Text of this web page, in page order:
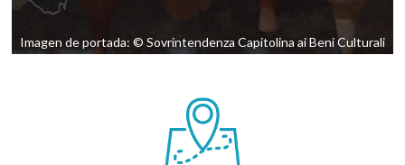
Imagen de portada: © Sovrintendenza Capitolina ai Beni Culturali